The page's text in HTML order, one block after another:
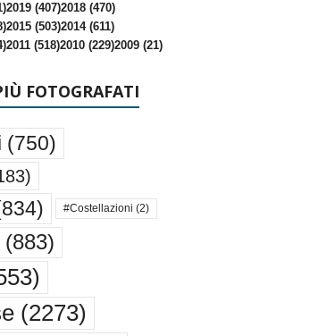
2019 (407)2018 (470)
2015 (503)2014 (611)
2011 (518)2010 (229)2009 (21)
FOTOGRAFATI
(750)
#Costellazioni (2)
(2273)